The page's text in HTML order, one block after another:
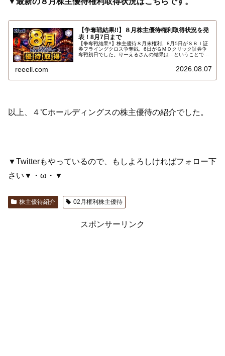
【争奪戦結果!!】８月株主優待権利取得状況を発
表！8月7日まで
【争奪戦結果!!】株主優待８月末権利、8月5日がＳＢＩ証
券フライングクロス争奪戦、6日がＧＭＯクリック証券争
奪戦初日でした。りーえるさんの結果は…ということで、
含む）を報告します。最新の取得状況はこちらです…
reeell.com 2026.08.07
以上、４℃ホールディングスの株主優待の紹介でした。
▼Twitterもやっているので、もしよろしければフォロー下
さい▼・ω・▼
株主優待紹介 02月権利株主優待
スポンサーリンク